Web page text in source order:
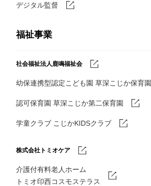
デジタル監督
福祉事業
社会福祉法人鹿鳴福祉会
幼保連携型認定こども園 草深こじか保育園
認可保育園 草深こじか第二保育園
学童クラブ こじかKIDSクラブ
株式会社トミオケア
介護付有料老人ホーム
トミオ印西コスモステラス